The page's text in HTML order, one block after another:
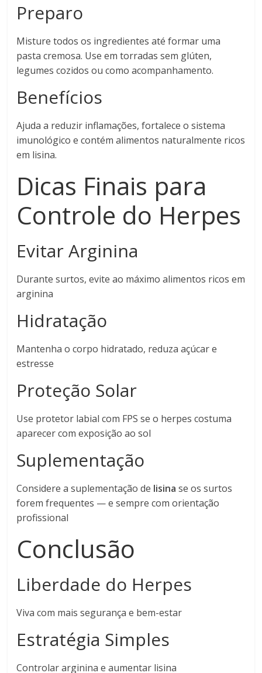
Preparo
Misture todos os ingredientes até formar uma
pasta cremosa. Use em torradas sem glúten,
legumes cozidos ou como acompanhamento.
Benefícios
Ajuda a reduzir inflamações, fortalece o sistema
imunológico e contém alimentos naturalmente ricos
em lisina.
Dicas Finais para
Controle do Herpes
Evitar Arginina
Durante surtos, evite ao máximo alimentos ricos em
arginina
Hidratação
Mantenha o corpo hidratado, reduza açúcar e
estresse
Proteção Solar
Use protetor labial com FPS se o herpes costuma
aparecer com exposição ao sol
Suplementação
Considere a suplementação de lisina se os surtos
forem frequentes — e sempre com orientação
profissional
Conclusão
Liberdade do Herpes
Viva com mais segurança e bem-estar
Estratégia Simples
Controlar arginina e aumentar lisina